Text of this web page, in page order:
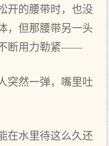
开的腰带时‌，也没‌
，但那腰带另一头
断用力勒紧——
突然一弹，嘴里‌吐
在水里‌待这么久还